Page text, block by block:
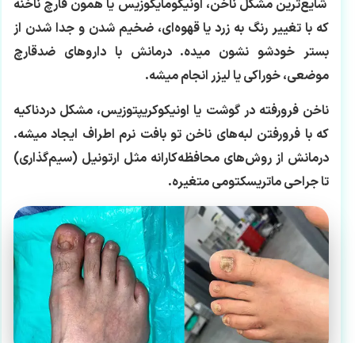
شایع‌ترین مشکل ناخن، اونیکومایکوزیس یا همون قارچ ناخنه
که با تغییر رنگ به زرد یا قهوه‌ای، ضخیم شدن و جدا شدن از
بستر خودشو نشون میده. درمانش با داروهای ضدقارچ
موضعی، خوراکی یا لیزر انجام میشه.
ناخن فرورفته در گوشت یا اونیکوکریپتوزیس، مشکل دردناکیه
که با فرورفتن لبه‌های ناخن تو بافت نرم اطراف ایجاد میشه.
درمانش از روش‌های محافظه‌کارانه مثل ارتونیل (سیم‌گذاری)
تا جراحی ماتریسکتومی متغیره.